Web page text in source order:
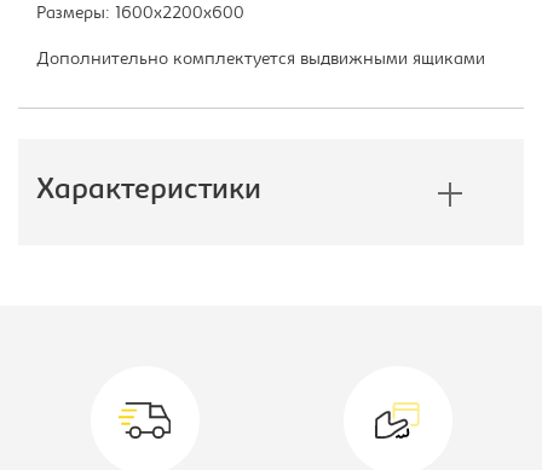
Размеры: 1600х2200х600
Дополнительно комплектуется выдвижными ящиками
Характеристики
Цветовое решение: дуб молочный